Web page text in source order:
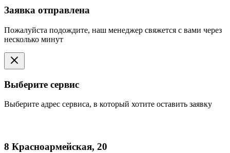
Заявка отправлена
Пожалуйста подождите, наш менеджер свяжется с вами через
несколько минут
Выберите сервис
Выберите адрес сервиса, в который хотите оставить заявку
8 Красноармейская, 20